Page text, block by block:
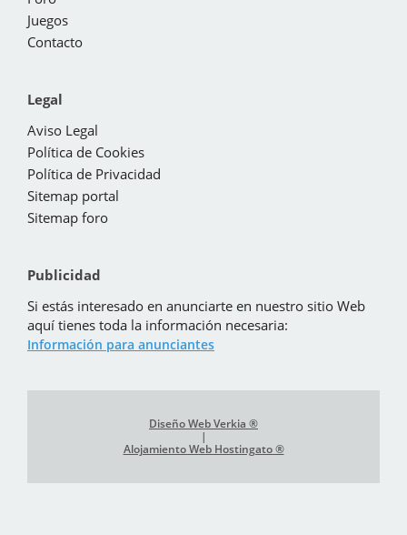
Juegos
Contacto
Legal
Aviso Legal
Política de Cookies
Política de Privacidad
Sitemap portal
Sitemap foro
Publicidad
Si estás interesado en anunciarte en nuestro sitio Web
aquí tienes toda la información necesaria:
Información para anunciantes
Diseño Web Verkia ®
|
Alojamiento Web Hostingato ®